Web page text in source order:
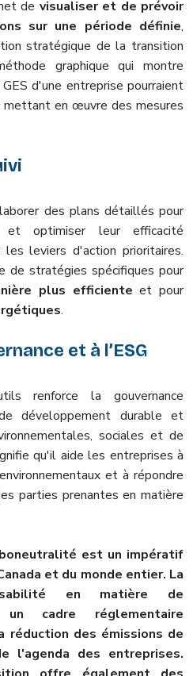
de visualiser et de prévoir
sur une période définie,
stratégique de la transition
graphique qui montre
d'une entreprise pourraient
mettant en œuvre des mesures
des plans détaillés pour
et optimiser leur efficacité
leviers d'action prioritaires.
de stratégies spécifiques pour
plus efficienteet pour
.
et à l’ESG
renforce la gouvernance
développement durable et
sociales et de
qu'il aide les entreprises à
et à répondre
parties prenantes en matière
est un impératif
et du monde entier. La
en matière de
cadre réglementaire
réduction des émissions de
l'agenda des entreprises.